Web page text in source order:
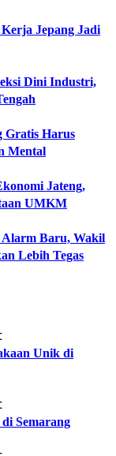
Jepang Jadi
Dini Industri,
Gratis Harus
Mental
Jateng,
UMKM
Alarm Baru, Wakil
Lebih Tegas
Unik di
Semarang